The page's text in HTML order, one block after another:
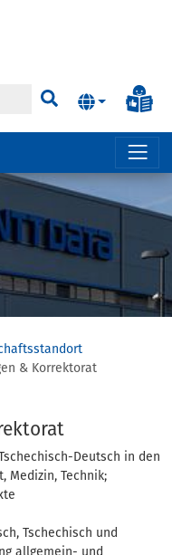
Suchen
& Korrektorat
Deutsch in den
Medizin, Technik;
Tschechisch und
allgemein- und